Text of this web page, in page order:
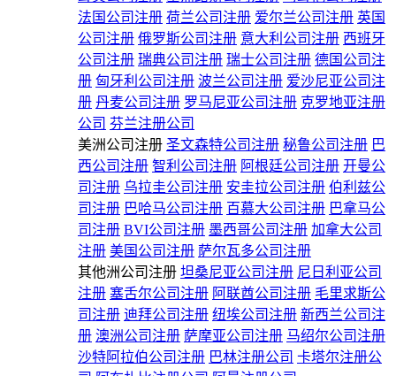
法国公司注册 荷兰公司注册 爱尔兰公司注册 英国
公司注册 俄罗斯公司注册 意大利公司注册 西班牙
公司注册 瑞典公司注册 瑞士公司注册 德国公司注
册 匈牙利公司注册 波兰公司注册 爱沙尼亚公司注
册 丹麦公司注册 罗马尼亚公司注册 克罗地亚注册
公司 芬兰注册公司
美洲公司注册 圣文森特公司注册 秘鲁公司注册 巴
西公司注册 智利公司注册 阿根廷公司注册 开曼公
司注册 乌拉圭公司注册 安圭拉公司注册 伯利兹公
司注册 巴哈马公司注册 百慕大公司注册 巴拿马公
司注册 BVI公司注册 墨西哥公司注册 加拿大公司
注册 美国公司注册 萨尔瓦多公司注册
其他洲公司注册 坦桑尼亚公司注册 尼日利亚公司
注册 塞舌尔公司注册 阿联酋公司注册 毛里求斯公
司注册 迪拜公司注册 纽埃公司注册 新西兰公司注
册 澳洲公司注册 萨摩亚公司注册 马绍尔公司注册
沙特阿拉伯公司注册 巴林注册公司 卡塔尔注册公